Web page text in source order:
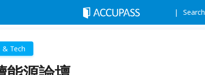
Search
& Tech